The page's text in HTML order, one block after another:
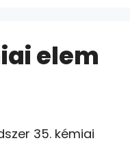
elem
35. kémiai